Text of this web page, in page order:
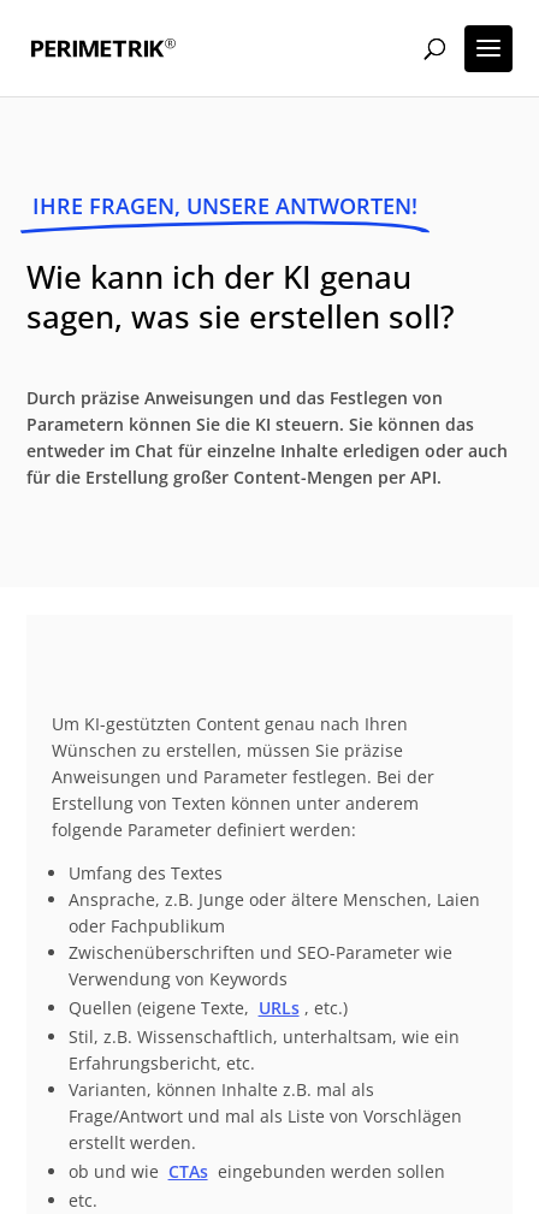
IHRE FRAGEN, UNSERE ANTWORTEN!
Wie kann ich der KI genau
sagen, was sie erstellen soll?
Durch präzise Anweisungen und das Festlegen von
Parametern können Sie die KI steuern. Sie können das
entweder im Chat für einzelne Inhalte erledigen oder auch
für die Erstellung großer Content-Mengen per API.
Um KI-gestützten Content genau nach Ihren
Wünschen zu erstellen, müssen Sie präzise
Anweisungen und Parameter festlegen. Bei der
Erstellung von Texten können unter anderem
folgende Parameter definiert werden:
Umfang des Textes
Ansprache, z.B. Junge oder ältere Menschen, Laien
oder Fachpublikum
Zwischenüberschriften und SEO-Parameter wie
Verwendung von Keywords
Quellen (eigene Texte, URLs , etc.)
Stil, z.B. Wissenschaftlich, unterhaltsam, wie ein
Erfahrungsbericht, etc.
Varianten, können Inhalte z.B. mal als
Frage/Antwort und mal als Liste von Vorschlägen
erstellt werden.
ob und wie CTAs eingebunden werden sollen
etc.